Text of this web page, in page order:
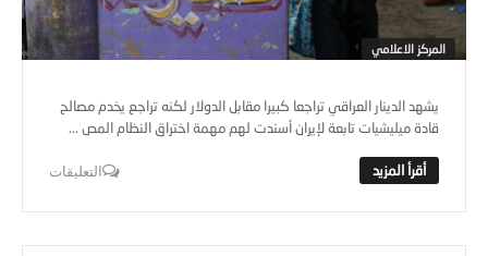
المركز الاعلامي
يشهد الدينار العراقي تراجعا كبيرا مقابل الدولار لكنه تراجع يخدم مصالح
قادة ميليشيات تابعة لإيران أسندت لهم مهمة اختراق النظام المص ...
التعليقات